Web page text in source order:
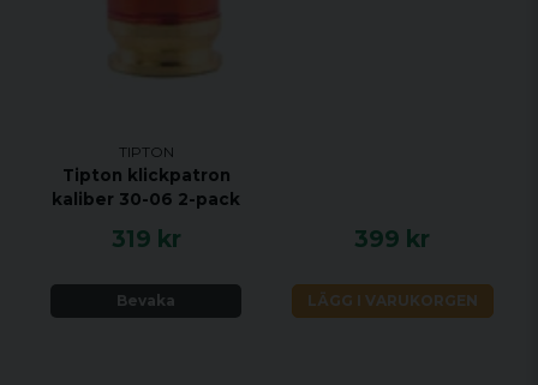
TIPTON
Tipton klickpatron
kaliber 30-06 2-pack
319 kr
Bevaka
399 kr
LÄGG I VARUKORGEN